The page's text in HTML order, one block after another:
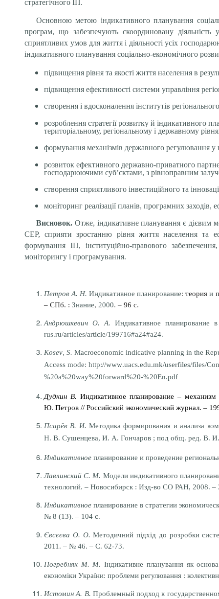
стратегічного ІП.
Основною метою індикативного планування
програм, що забезпечують скоординовану
сприятливих умов для життя і діяльності усіх
індикативного планування соціально-економічного
підвищення рівня та якості життя населення в
підвищення ефективності системи управління
створення і вдосконалення інститутів
розроблення стратегії розвитку й індикативного
територіальному, регіональному і державному
формування механізмів державного регулювання у
розвиток ефективного державно-приватного
господарюючими суб’єктами, з рівноправним
створення сприятливого інвестиційного та
моніторинг реалізації планів, програмних
Висновок.Отже, індикативне планування є дієвим
СЕР, сприяти зростанню рівня життя населення та
формування ІП, інституційно-правового
моніторингу і програмування.
Петров А. Н. Индикативное планирование:теорияи
– СПб. : Знание, 2000. – 96 с.
Андрюшкевич О. А. Индикативное планирование
rus.ru/articles/article/199716#a24#a24.
Kosev, S. Macroeconomic indicative planning in the
Access mode: http://www.uacs.edu.mk/userfiles/files/
%20a%20way%20forward%20-%20En.pdf
Дудкин В. Индикативное планирование – механизм
Ю. Петров // Российский экономический журнал. –
Псарёв В. И. Методика формирования и анализа
Н. В. Сушенцева, И. А. Гончаров ; под общ. ред. В. И.
Индикативное планирование и проведение
Лавлинский С. М. Модели индикативного
технологий. – Новосибирск : Изд-во СО РАН, 2008. –
Индикативное планирование в стратегии
№ 8 (13). – 104 с.
Євсєєва О. О. Методичний підхід до розробки
2011. – № 46. – С. 62-73.
Погребняк М. М. Індикативне планування як
економіки України: проблеми регулювання :
Истомин А. В. Проблемный подход к